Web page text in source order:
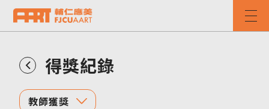
得獎紀錄
教師獲獎